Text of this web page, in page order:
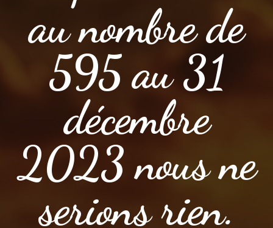
au nombre de
595 au 31
décembre
2023 nous ne
serions rien.